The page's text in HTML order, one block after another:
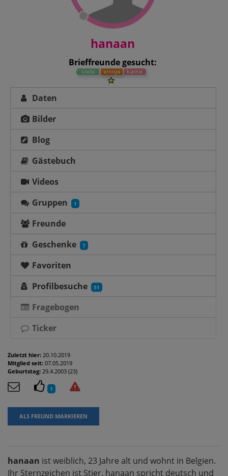
hanaan
Brieffreunde gesucht:
Daten
Bilder
Blog
Gästebuch
Videos
Gruppen
1
Freunde
Geschenke
7
Favoriten
Profilbesuche
51
Fragebogen
Ticker
Zuletzt hier: 20.10.2019
Mitglied seit: 07.05.2019
Geburtstag: 29.4.2003 (23)
1
ALS FREUND MARKIEREN
hanaan ist weiblich, 23 Jahre alt und wohnt in Belgien.
Ihr Sternzeichen ist Stier. hanaan spricht deutsch und